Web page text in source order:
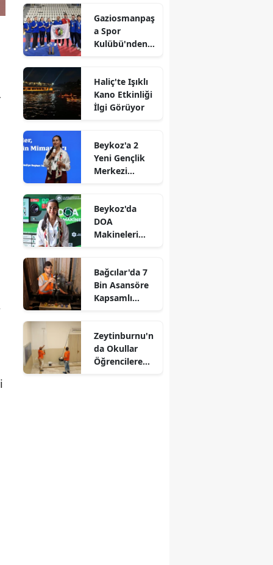
Gaziosmanpaş
a Spor
Kulübü'nden
Haliç'te Işıklı
Kano Etkinliği
İlgi Görüyor
Beykoz'a 2
Yeni Gençlik
Merkezi
Beykoz'da
DOA
Makineleri
Bağcılar'da 7
Bin Asansöre
Kapsamlı
Zeytinburnu'n
da Okullar
Öğrencilere